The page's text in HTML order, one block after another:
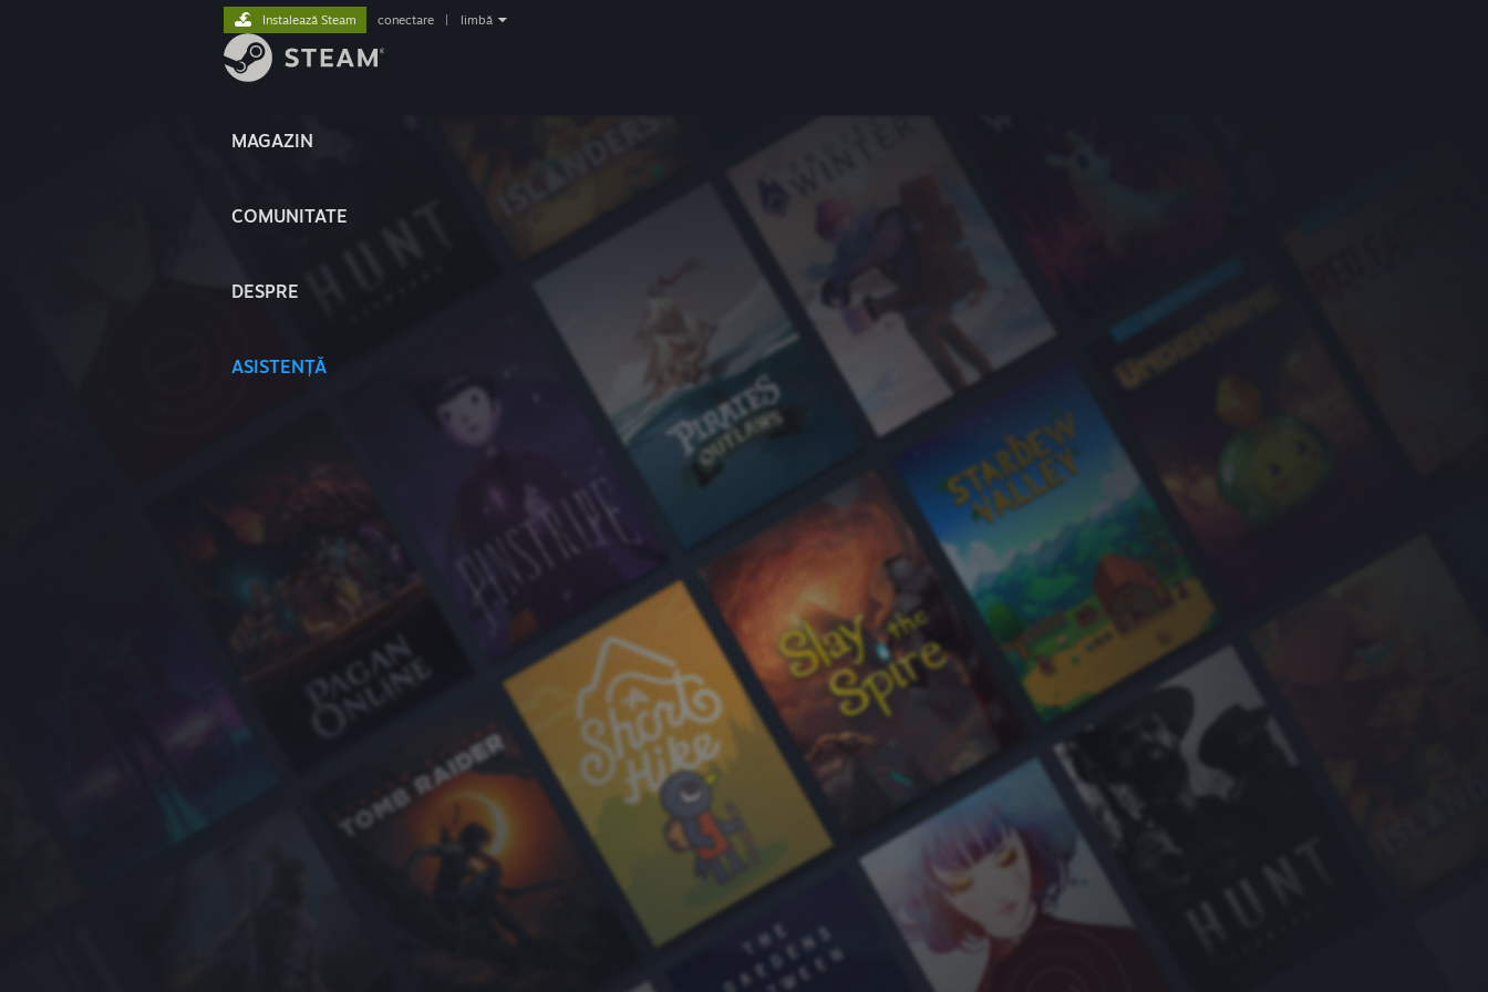
MAGAZIN
COMUNITATE
DESPRE
ASISTENȚĂ
Instalează Steam conectare limbă